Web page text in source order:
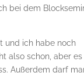
bei dem
und ich habe noch
also schon, aber es
Außerdem darf